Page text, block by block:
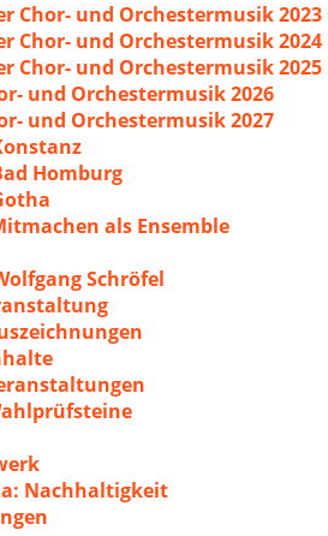
Chor- und Orchestermusik 2023
Chor- und Orchestermusik 2024
Chor- und Orchestermusik 2025
und Orchestermusik 2026
und Orchestermusik 2027
Homburg
als Ensemble
Schröfel
Nachhaltigkeit